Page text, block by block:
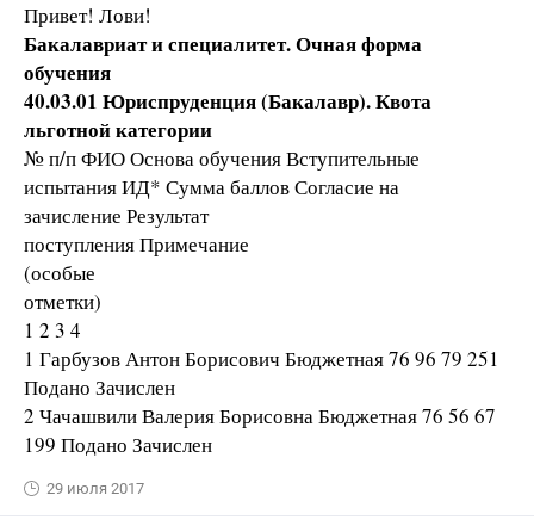
Привет! Лови!
Бакалавриат и специалитет. Очная форма
обучения
40.03.01 Юриспруденция (Бакалавр). Квота
льготной категории
№ п/п ФИО Основа обучения Вступительные
испытания ИД* Сумма баллов Согласие на
зачисление Результат
поступления Примечание
(особые
отметки)
1 2 3 4
1 Гарбузов Антон Борисович Бюджетная 76 96 79 251
Подано Зачислен
2 Чачашвили Валерия Борисовна Бюджетная 76 56 67
199 Подано Зачислен
29 июля 2017